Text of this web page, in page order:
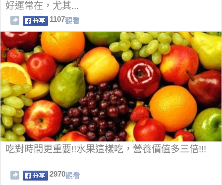
好運常在，尤其...
1107觀看
吃對時間更重要!!水果這樣吃，營養價值多三倍!!!
2970觀看